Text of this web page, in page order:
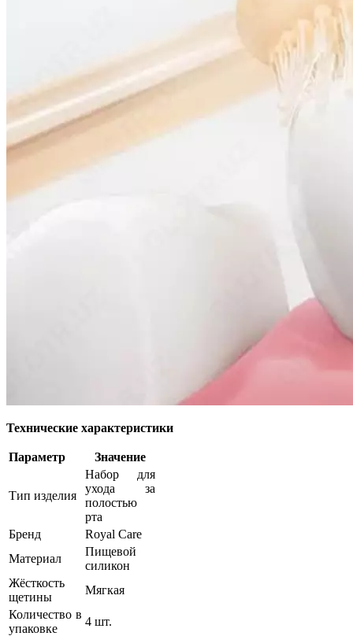
Технические характеристики
Параметр Значение
Тип изделия
Набор для
ухода за
полостью
рта
Бренд
Royal Care
Материал
Пищевой
силикон
Жёсткость
щетины
Мягкая
Количество в
упаковке
4 шт.